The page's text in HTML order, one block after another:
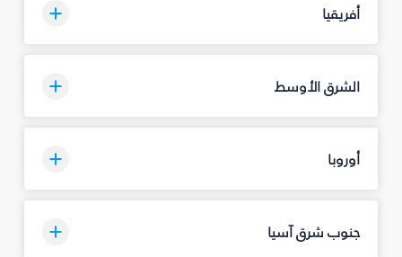
أفريقيا
الشرق الأوسط
أوروبا
جنوب شرق آسيا